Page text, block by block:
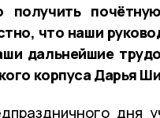
что наши
дальнейшие
корпуса Дарья
дня